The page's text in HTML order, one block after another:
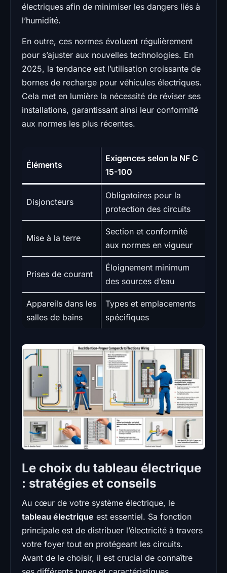
électriques afin de minimiser les dangers liés à
l’humidité.
En outre, ces normes évoluent régulièrement
pour s’ajuster aux nouvelles technologies. En
2025, la tendance est l’utilisation croissante de
bornes de recharge pour véhicules électriques.
Cela met en lumière la nécessité de réviser ses
installations, garantissant ainsi leur conformité
aux normes les plus récentes.
Éléments
Exigences selon la NF C
15-100
Disjoncteurs
Obligatoires pour la
protection des circuits
Mise à la terre
Section et conformité
aux normes en vigueur
Prises de courant
Éloignement minimum
des sources d’eau
Appareils dans les
salles de bains
Types et emplacements
spécifiques
Le choix du tableau électrique
: stratégies et conseils
Au cœur de votre système électrique, le
tableau électrique est essentiel. Sa fonction
principale est de distribuer l’électricité à travers
votre foyer tout en protégeant les circuits.
Avant de le choisir, il est crucial de connaître